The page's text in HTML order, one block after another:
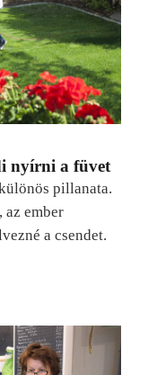
nyírni a füvet
pillanata.
az ember
a csendet.